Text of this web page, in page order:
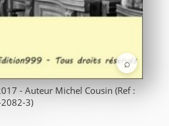
⌕
- Auteur Michel Cousin (Ref :
3)